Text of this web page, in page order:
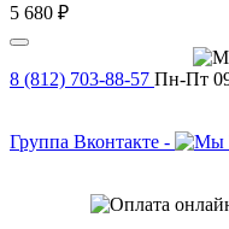
5 680 ₽
8 (812) 703-88-57 Пн-Пт
Группа Вконтакте -